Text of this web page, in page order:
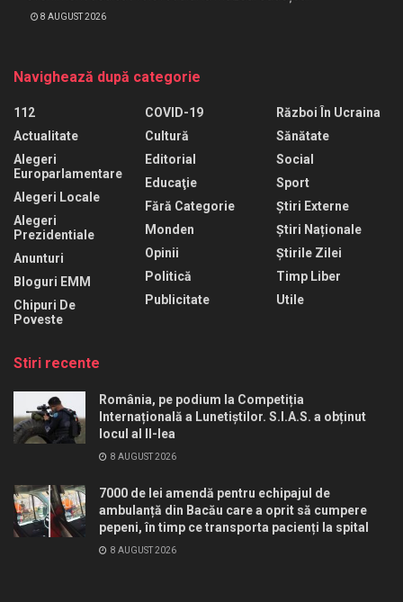
8 AUGUST 2026
Navighează după categorie
112
Actualitate
Alegeri
Europarlamentare
Alegeri Locale
Alegeri
Prezidentiale
Anunturi
Bloguri EMM
Chipuri De
Poveste
COVID-19
Cultură
Editorial
Educaţie
Fără Categorie
Monden
Opinii
Politică
Publicitate
Război În Ucraina
Sănătate
Social
Sport
Știri Externe
Știri Naționale
Știrile Zilei
Timp Liber
Utile
Stiri recente
România, pe podium la Competiția
Internațională a Lunetiștilor. S.I.A.S. a obținut
locul al II-lea
8 AUGUST 2026
7000 de lei amendă pentru echipajul de
ambulanță din Bacău care a oprit să cumpere
pepeni, în timp ce transporta pacienți la spital
8 AUGUST 2026